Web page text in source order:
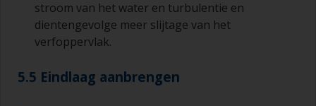
stroom van het water en turbulentie en
dientengevolge meer slijtage van het
verfoppervlak.
5.5 Eindlaag aanbrengen